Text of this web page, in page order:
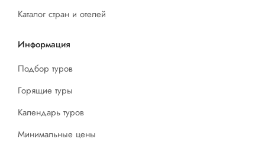
Каталог стран и отелей
Информация
Подбор туров
Горящие туры
Календарь туров
Минимальные цены